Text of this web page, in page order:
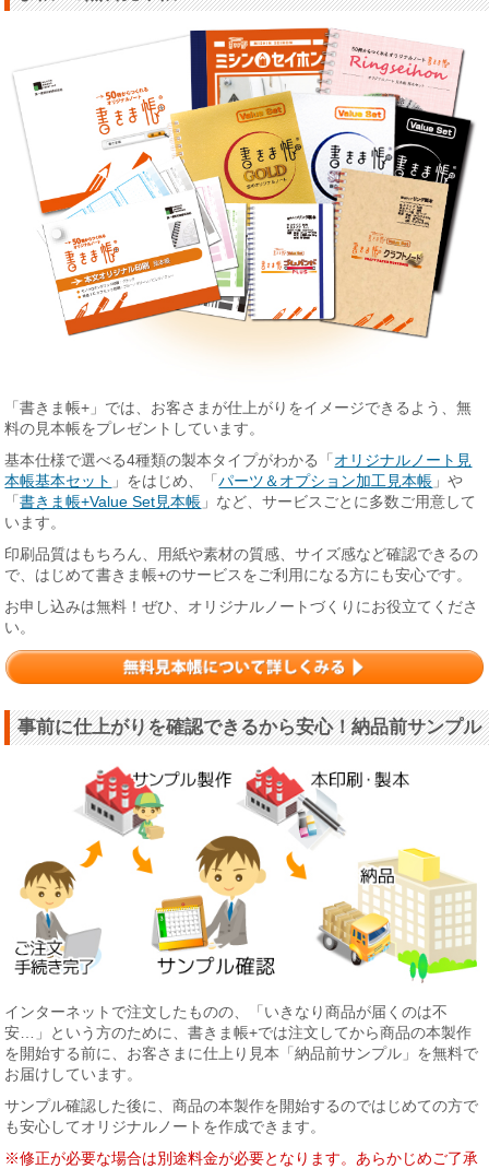
「書きま帳+」では、お客さまが仕上がりをイメージできるよう、無
料の見本帳をプレゼントしています。
基本仕様で選べる4種類の製本タイプがわかる「 オリジナルノート見
本帳基本セット 」をはじめ、「パーツ＆オプション加工見本帳 」や
「書きま帳+Value Set見本帳 」など、サービスごとに多数ご用意して
います。
印刷品質はもちろん、用紙や素材の質感、サイズ感など確認できるの
で、はじめて書きま帳+のサービスをご利用になる方にも安心です。
お申し込みは無料！ぜひ、オリジナルノートづくりにお役立てくださ
い。
事前に仕上がりを確認できるから安心！納品前サンプル
インターネットで注文したものの、「いきなり商品が届くのは不
安…」という方のために、書きま帳+では注文してから商品の本製作
を開始する前に、お客さまに仕上り見本「納品前サンプル」を無料で
お届けしています。
サンプル確認した後に、商品の本製作を開始するのではじめての方で
も安心してオリジナルノートを作成できます。
※修正が必要な場合は別途料金が必要となります。あらかじめご了承